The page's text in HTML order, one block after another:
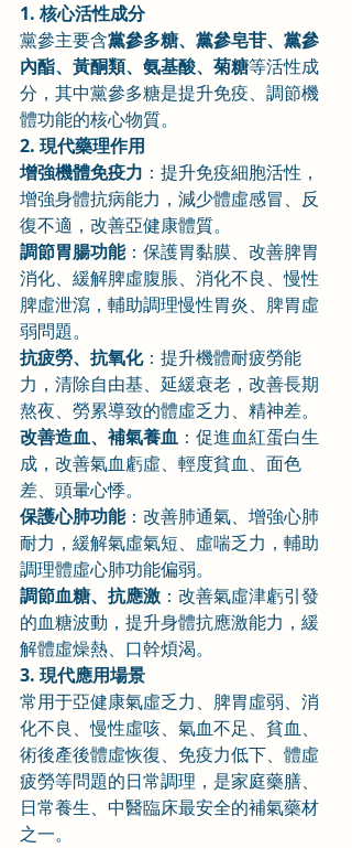
1. 核心活性成分
黨參主要含黨參多糖、黨參皂苷、黨參
內酯、黃酮類、氨基酸、菊糖等活性成
分，其中黨參多糖是提升免疫、調節機
體功能的核心物質。
2. 現代藥理作用
增強機體免疫力 ：提升免疫細胞活性，
增強身體抗病能力，減少體虛感冒、反
復不適，改善亞健康體質。
調節胃腸功能：保護胃黏膜、改善脾胃
消化、緩解脾虛腹脹、消化不良、慢性
脾虛泄瀉，輔助調理慢性胃炎、脾胃虛
弱問題。
抗疲勞、抗氧化：提升機體耐疲勞能
力，清除自由基、延緩衰老，改善長期
熬夜、勞累導致的體虛乏力、精神差。
改善造血、補氣養血 ：促進血紅蛋白生
成，改善氣血虧虛、輕度貧血、面色
差、頭暈心悸。
保護心肺功能：改善肺通氣、增強心肺
耐力，緩解氣虛氣短、虛喘乏力，輔助
調理體虛心肺功能偏弱。
調節血糖、抗應激 ：改善氣虛津虧引發
的血糖波動，提升身體抗應激能力，緩
解體虛燥熱、口幹煩渴。
3. 現代應用場景
常用于亞健康氣虛乏力、脾胃虛弱、消
化不良、慢性虛咳、氣血不足、貧血、
術後產後體虛恢復、免疫力低下、體虛
疲勞等問題的日常調理，是家庭藥膳、
日常養生、中醫臨床最安全的補氣藥材
之一。